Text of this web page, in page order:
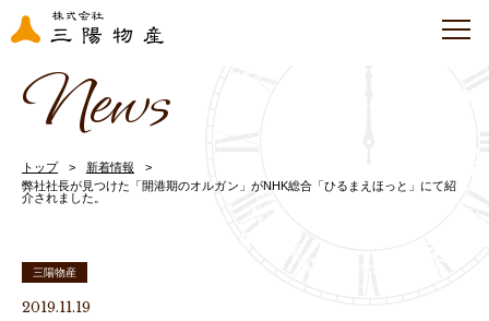
News
トップ
新着情報
弊社社長が見つけた「開港期のオルガン」がNHK総合「ひるまえほっと」にて紹
介されました。
三陽物産
2019.11.19